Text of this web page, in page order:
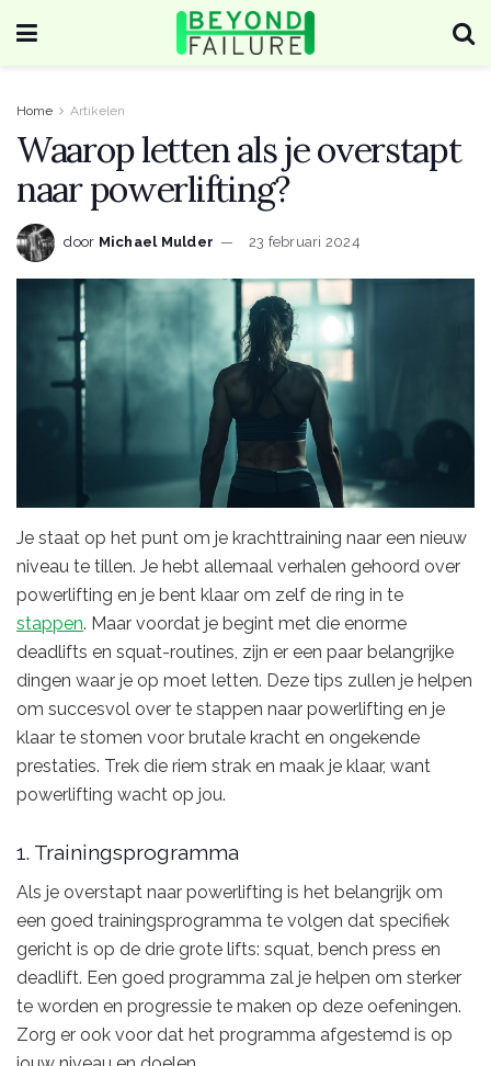
Home Artikelen
Waarop letten als je overstapt
naar powerlifting?
door Michael Mulder 23 februari 2024
Je staat op het punt om je krachttraining naar een nieuw
niveau te tillen. Je hebt allemaal verhalen gehoord over
powerlifting en je bent klaar om zelf de ring in te
stappen. Maar voordat je begint met die enorme
deadlifts en squat-routines, zijn er een paar belangrijke
dingen waar je op moet letten. Deze tips zullen je helpen
om succesvol over te stappen naar powerlifting en je
klaar te stomen voor brutale kracht en ongekende
prestaties. Trek die riem strak en maak je klaar, want
powerlifting wacht op jou.
1. Trainingsprogramma
Als je overstapt naar powerlifting is het belangrijk om
een goed trainingsprogramma te volgen dat specifiek
gericht is op de drie grote lifts: squat, bench press en
deadlift. Een goed programma zal je helpen om sterker
te worden en progressie te maken op deze oefeningen.
Zorg er ook voor dat het programma afgestemd is op